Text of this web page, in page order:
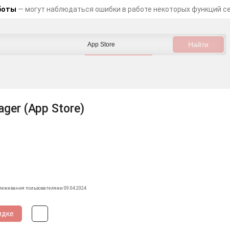
— могут наблюдаться ошибки в работе некоторых функций
(App Store)
пользователями 09.04.2024